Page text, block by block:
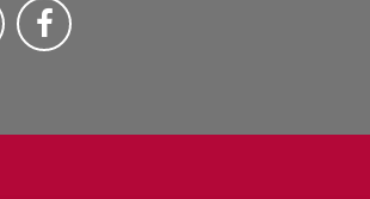
Folge uns auf Instragram
Fogle uns auf Facebook